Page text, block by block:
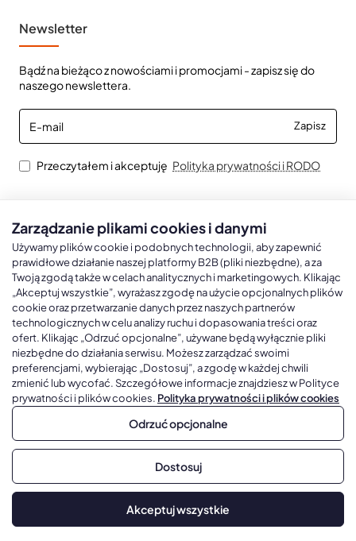
Newsletter
Bądź na bieżąco z nowościami i promocjami - zapisz się do
naszego newslettera.
E-
mail
Zapisz
Przeczytałem i akceptuję Polityka prywatności i RODO
Kalendarze książkowe A5
Kalendarze książkowe A4
Kalendarze książkowe B5
Kalendarze książkowe A6 i B6
Kalendarze książkowe z własną oprawą
Kalendarze Ścienne
Kalendarze trójdzielne
Kalendarze jednodzielne
Kalendarze czterodzielne
Kalendarze Wieloplanszowe
Kalendarze Wielopanszowe, Plakatowe
Copyright © 2026, Gadżetowy.pl, All Rights Reserved, Platforma
Zarządzanie plikami cookies i danymi
Używamy plików cookie i podobnych technologii, aby zapewnić
prawidłowe działanie naszej platformy B2B (pliki niezbędne), a za
Twoją zgodą także w celach analitycznych i marketingowych. Klikając
„Akceptuj wszystkie”, wyrażasz zgodę na użycie opcjonalnych plików
cookie oraz przetwarzanie danych przez naszych partnerów
technologicznych w celu analizy ruchu i dopasowania treści oraz
ofert. Klikając „Odrzuć opcjonalne”, używane będą wyłącznie pliki
niezbędne do działania serwisu. Możesz zarządzać swoimi
preferencjami, wybierając „Dostosuj”, a zgodę w każdej chwili
zmienić lub wycofać. Szczegółowe informacje znajdziesz w Polityce
prywatności i plików cookies. Polityka prywatności i plików cookies
Odrzuć opcjonalne
Dostosuj
Akceptuj wszystkie